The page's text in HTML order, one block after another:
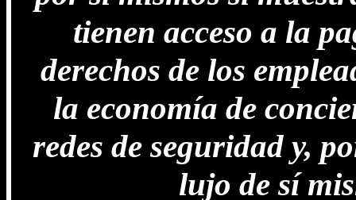
tienen acceso a la
derechos de los
la economía de
redes de seguridad y,
lujo de sí